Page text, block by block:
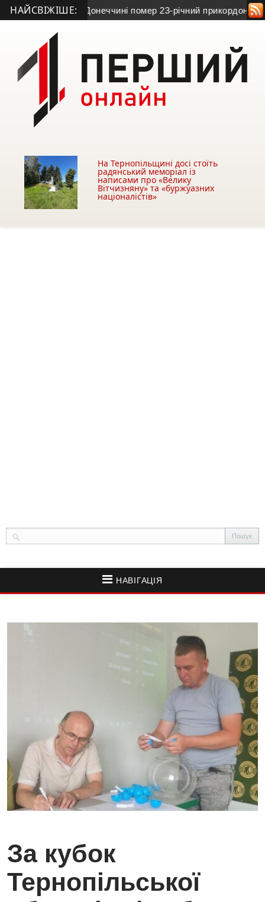
НАЙСВІЖІШЕ:
• На Донеччині помер 23-річний прикордонник з
На Тернопільщині досі стоїть
радянський меморіал із
написами про «Велику
Вітчизняну» та «буржуазних
націоналістів»
НАВІГАЦІЯ
За кубок
Тернопільської